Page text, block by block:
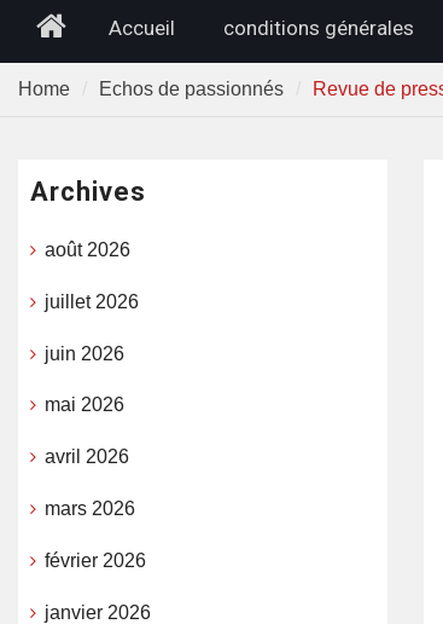
HomeAccueil conditions générales
Home Echos de passionnés Revue de
Archives
août 2026
juillet 2026
juin 2026
mai 2026
avril 2026
mars 2026
février 2026
janvier 2026